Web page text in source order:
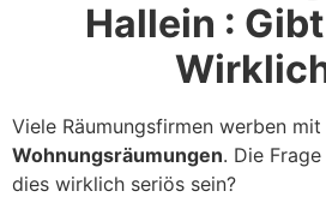
Hallein :
Viele Räumungsfirmen werben mit
Wohnungsräumungen. Die
dies wirklich seriös sein?